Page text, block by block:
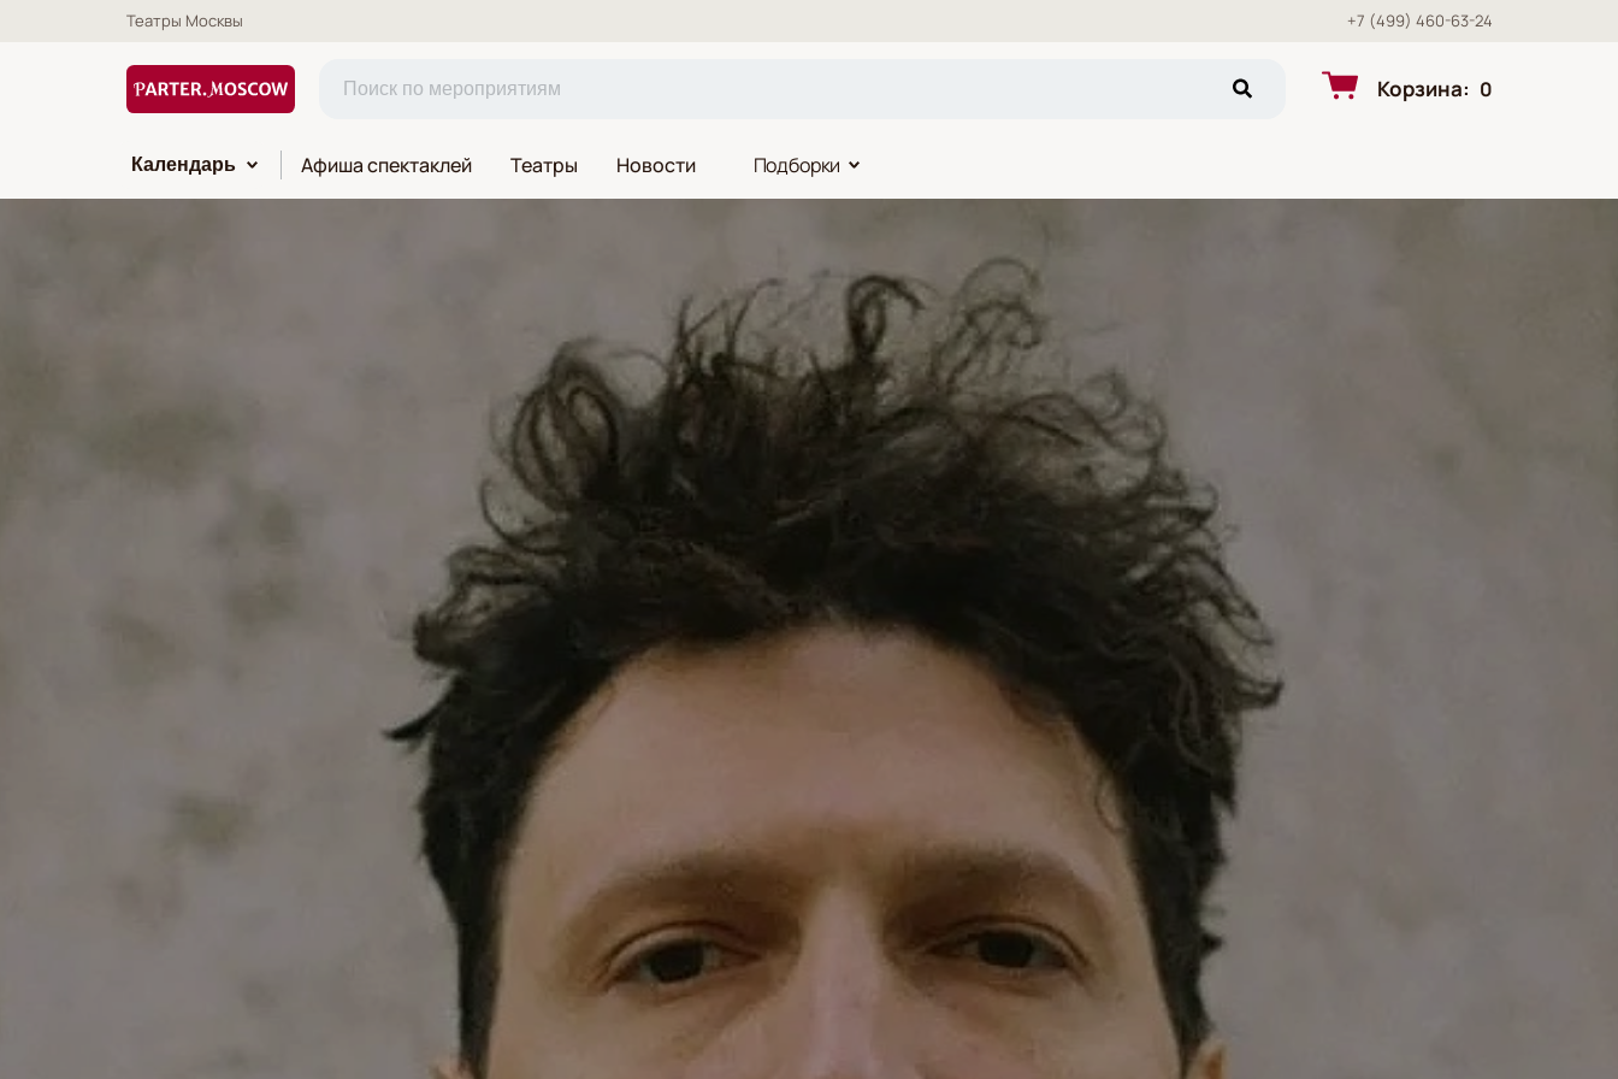
Театры Москвы +7 (499) 460-63-24
Корзина: 0
Календарь Афиша спектаклей Театры Новости Подборки